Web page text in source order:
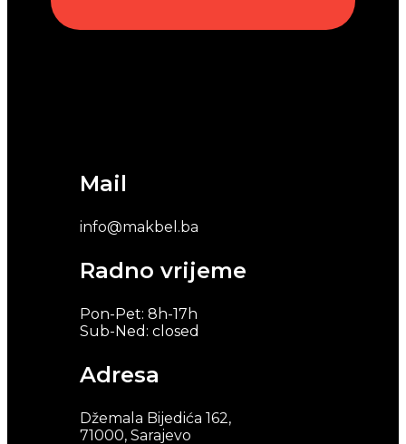
Mail
info@makbel.ba
Radno vrijeme
Pon-Pet: 8h-17h
Sub-Ned: closed
Adresa
Džemala Bijedića 162,
71000, Sarajevo